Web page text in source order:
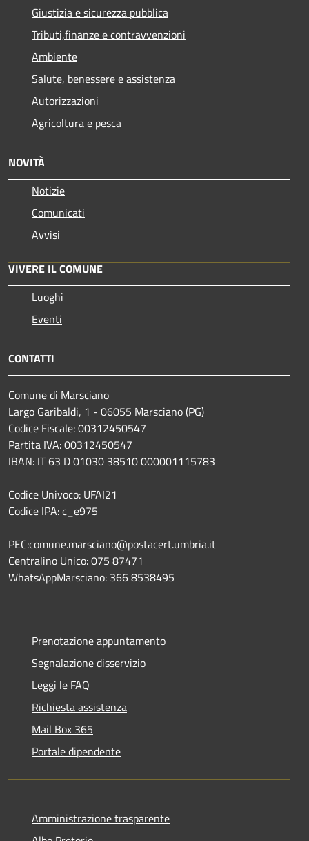
Giustizia e sicurezza pubblica
Tributi,finanze e contravvenzioni
Ambiente
Salute, benessere e assistenza
Autorizzazioni
Agricoltura e pesca
NOVITÀ
Notizie
Comunicati
Avvisi
VIVERE IL COMUNE
Luoghi
Eventi
CONTATTI
Comune di Marsciano
Largo Garibaldi, 1 - 06055 Marsciano (PG)
Codice Fiscale: 00312450547
Partita IVA: 00312450547
IBAN: IT 63 D 01030 38510 000001115783
Codice Univoco: UFAI21
Codice IPA: c_e975
PEC:comune.marsciano@postacert.umbria.it
Centralino Unico: 075 87471
WhatsAppMarsciano: 366 8538495
Prenotazione appuntamento
Segnalazione disservizio
Leggi le FAQ
Richiesta assistenza
Mail Box 365
Portale dipendente
Amministrazione trasparente